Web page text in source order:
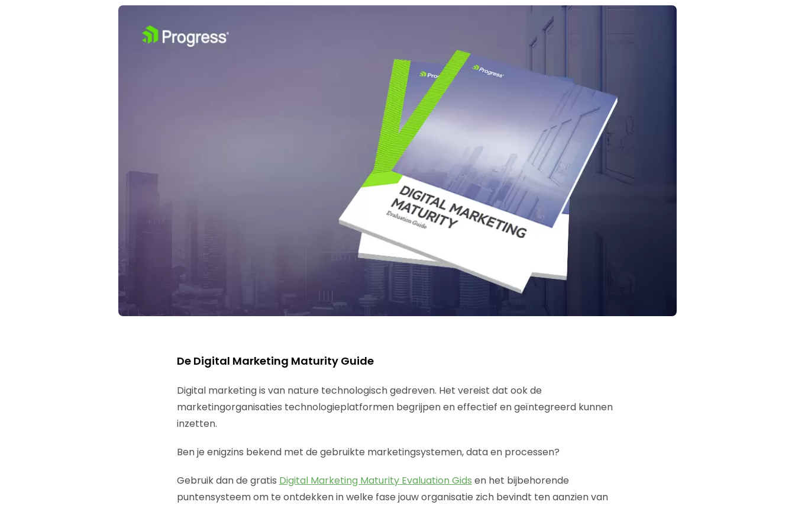
De Digital Marketing Maturity Guide
Digital marketing is van nature technologisch gedreven. Het vereist dat ook de
marketingorganisaties technologieplatformen begrijpen en effectief en geïntegreerd kunnen
inzetten.
Ben je enigzins bekend met de gebruikte marketingsystemen, data en processen?
Gebruik dan de gratis Digital Marketing Maturity Evaluation Gids en het bijbehorende
puntensysteem om te ontdekken in welke fase jouw organisatie zich bevindt ten aanzien van